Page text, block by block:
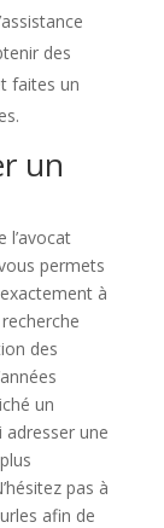
des
faites un
un
l’avocat
permets
à
des
un
une
pas à
afin de